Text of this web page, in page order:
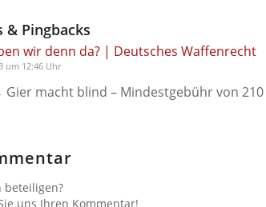
& Pingbacks
wir denn da? | Deutsches Waffenrecht
um 12:46 Uhr
macht blind – Mindestgebühr von
beteiligen?
uns Ihren Kommentar!